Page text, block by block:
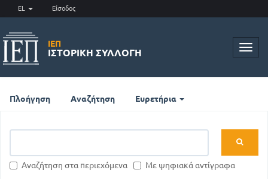
EL Είσοδος
ΙΕΠ
ΙΣΤΟΡΙΚΉ ΣΥΛΛΟΓΉ
Πλοήγηση Αναζήτηση Ευρετήρια
Αναζήτηση στα περιεχόμενα Με ψηφιακά αντίγραφα